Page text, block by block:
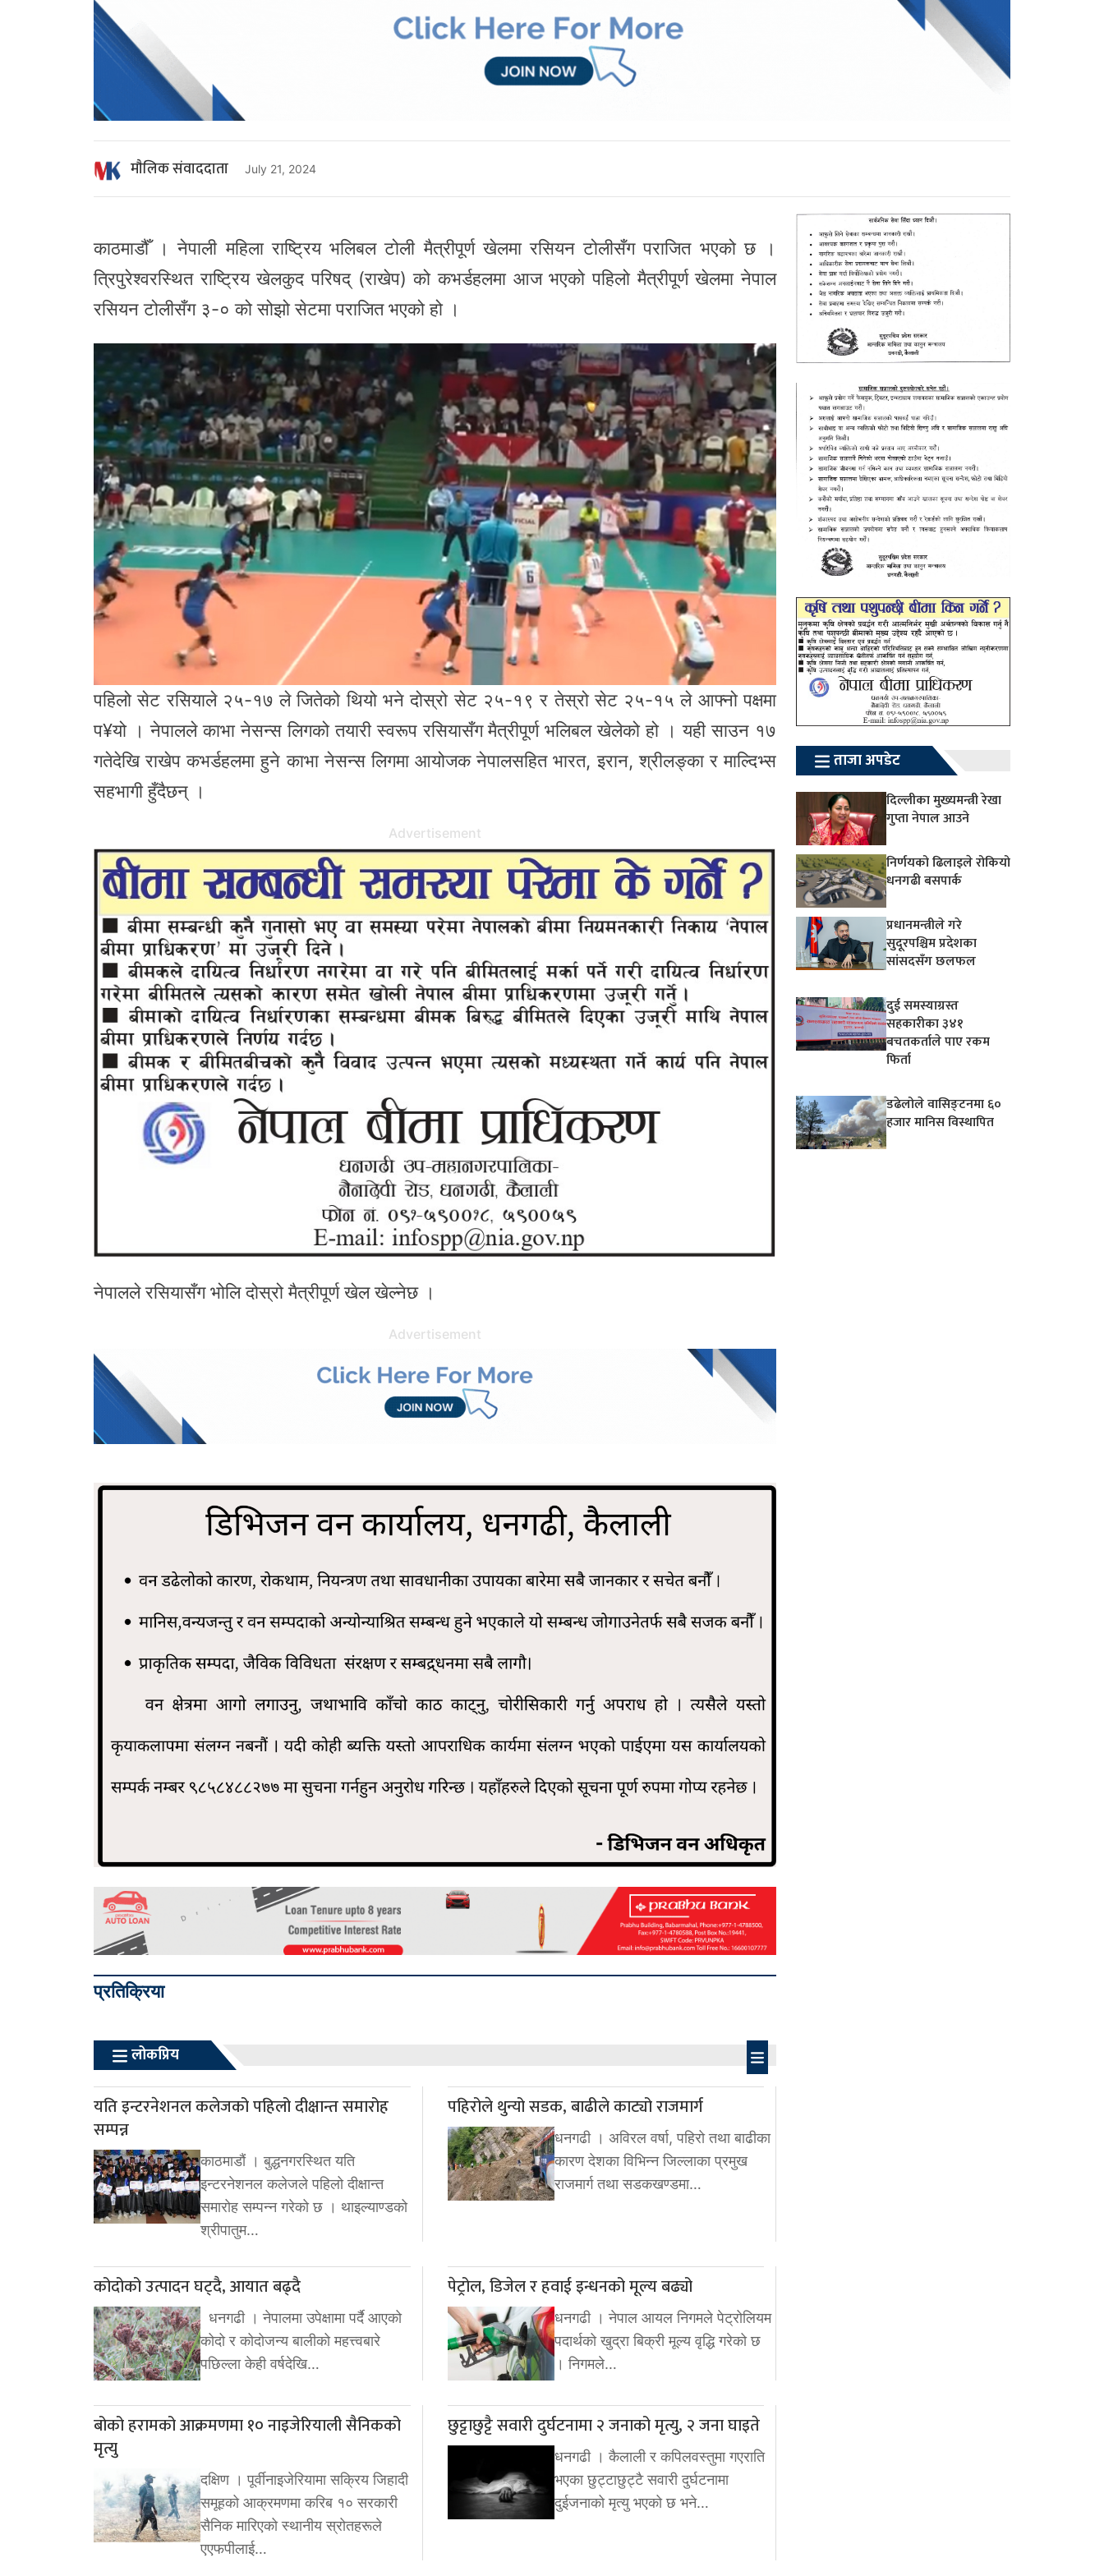
माैलिक संवाददाता July 21, 2024
काठमाडौँ । नेपाली महिला राष्ट्रिय भलिबल टोली मैत्रीपूर्ण खेलमा रसियन टोलीसँग पराजित भएको छ ।
त्रिपुरेश्वरस्थित राष्ट्रिय खेलकुद परिषद् (राखेप) को कभर्डहलमा आज भएको पहिलो मैत्रीपूर्ण खेलमा नेपाल
रसियन टोलीसँग ३-० को सोझो सेटमा पराजित भएको हो ।
पहिलो सेट रसियाले २५-१७ ले जितेको थियो भने दोस्रो सेट २५-१९ र तेस्रो सेट २५-१५ ले आफ्नो पक्षमा
प¥यो । नेपालले काभा नेसन्स लिगको तयारी स्वरूप रसियासँग मैत्रीपूर्ण भलिबल खेलेको हो । यही साउन १७
गतेदेखि राखेप कभर्डहलमा हुने काभा नेसन्स लिगमा आयोजक नेपालसहित भारत, इरान, श्रीलङ्का र माल्दिभ्स
सहभागी हुँदैछन् ।
Advertisement
नेपालले रसियासँग भोलि दोस्रो मैत्रीपूर्ण खेल खेल्नेछ ।
Advertisement
प्रतिक्रिया
लोकप्रिय
यति इन्टरनेशनल कलेजको पहिलो दीक्षान्त समारोह
सम्पन्न
काठमाडौं । बुद्धनगरस्थित यति
इन्टरनेशनल कलेजले पहिलो दीक्षान्त
समारोह सम्पन्न गरेको छ । थाइल्याण्डको
श्रीपातुम…
पहिरोले थुन्यो सडक, बाढीले काट्यो राजमार्ग
धनगढी । अविरल वर्षा, पहिरो तथा बाढीका
कारण देशका विभिन्न जिल्लाका प्रमुख
राजमार्ग तथा सडकखण्डमा…
कोदोको उत्पादन घट्दै, आयात बढ्दै
धनगढी । नेपालमा उपेक्षामा पर्दै आएको
कोदो र कोदोजन्य बालीको महत्त्वबारे
पछिल्ला केही वर्षदेखि…
पेट्रोल, डिजेल र हवाई इन्धनको मूल्य बढ्यो
धनगढी । नेपाल आयल निगमले पेट्रोलियम
पदार्थको खुद्रा बिक्री मूल्य वृद्धि गरेको छ
। निगमले…
बोको हरामको आक्रमणमा १० नाइजेरियाली सैनिकको
मृत्यु
दक्षिण । पूर्वीनाइजेरियामा सक्रिय जिहादी
समूहको आक्रमणमा करिब १० सरकारी
सैनिक मारिएको स्थानीय स्रोतहरूले
एएफपीलाई…
छुट्टाछुट्टै सवारी दुर्घटनामा २ जनाको मृत्यु, २ जना घाइते
धनगढी । कैलाली र कपिलवस्तुमा गएराति
भएका छुट्टाछुट्टै सवारी दुर्घटनामा
दुईजनाको मृत्यु भएको छ भने…
ताजा अपडेट
दिल्लीका मुख्यमन्त्री रेखा
गुप्ता नेपाल आउने
निर्णयको ढिलाइले रोकियो
धनगढी बसपार्क
प्रधानमन्त्रीले गरे
सुदूरपश्चिम प्रदेशका
सांसदसँग छलफल
दुई समस्याग्रस्त
सहकारीका ३४१
बचतकर्ताले पाए रकम
फिर्ता
डढेलोले वासिङ्टनमा ६०
हजार मानिस विस्थापित